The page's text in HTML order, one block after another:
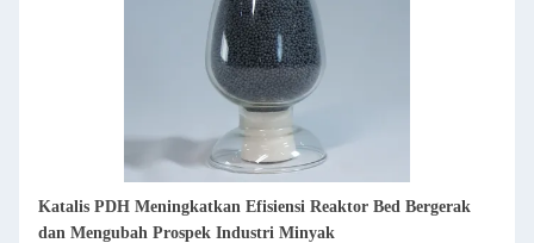
Katalis PDH Meningkatkan Efisiensi Reaktor Bed Bergerak
dan Mengubah Prospek Industri Minyak